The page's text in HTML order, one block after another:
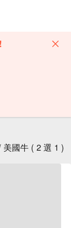
美國牛 ( 2 選 1 )